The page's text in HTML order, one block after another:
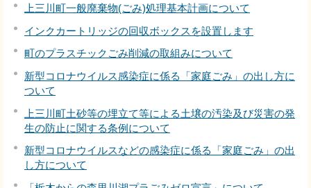
上三川町一般廃棄物(ごみ)処理基本計画について
インクカートリッジの回収ボックスを設置します
町のプラスチックごみ削減の取組みについて
新型コロナウイルス感染症に係る「家庭ごみ」の出し方に
ついて
上三川町土砂等の埋立て等による土壌の汚染及び災害の発
生の防止に関する条例について
新型コロナウイルスなどの感染症に係る「家庭ごみ」の出
し方について